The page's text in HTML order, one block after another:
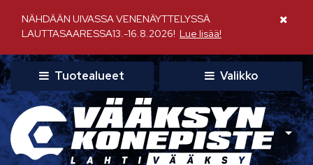
NÄHDÄÄN UIVASSA VENENÄYTTELYSSÄ
LAUTTASAARESSA13.-16.8.2026! Lue lisää!
Sulje
Tuotealueet Valikko